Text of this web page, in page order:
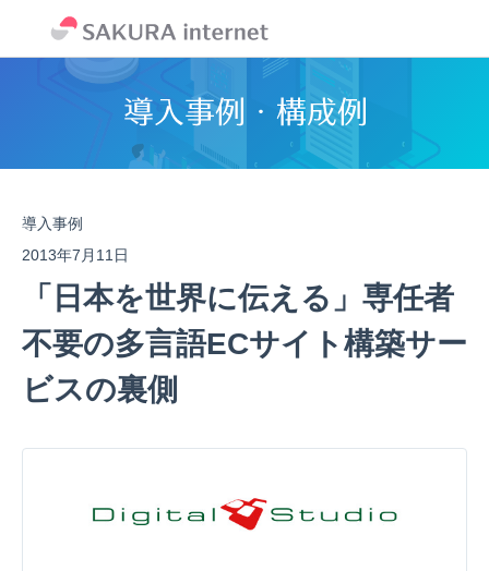
導入事例
2013年7月11日
「日本を世界に伝える」専任者
不要の多言語ECサイト構築サー
ビスの裏側